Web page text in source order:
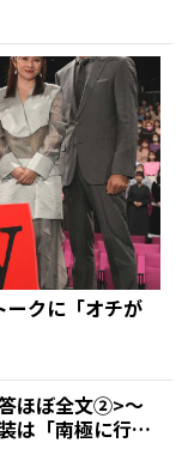
ークに「オチが
ほぼ全文②>～
は「南極に行け